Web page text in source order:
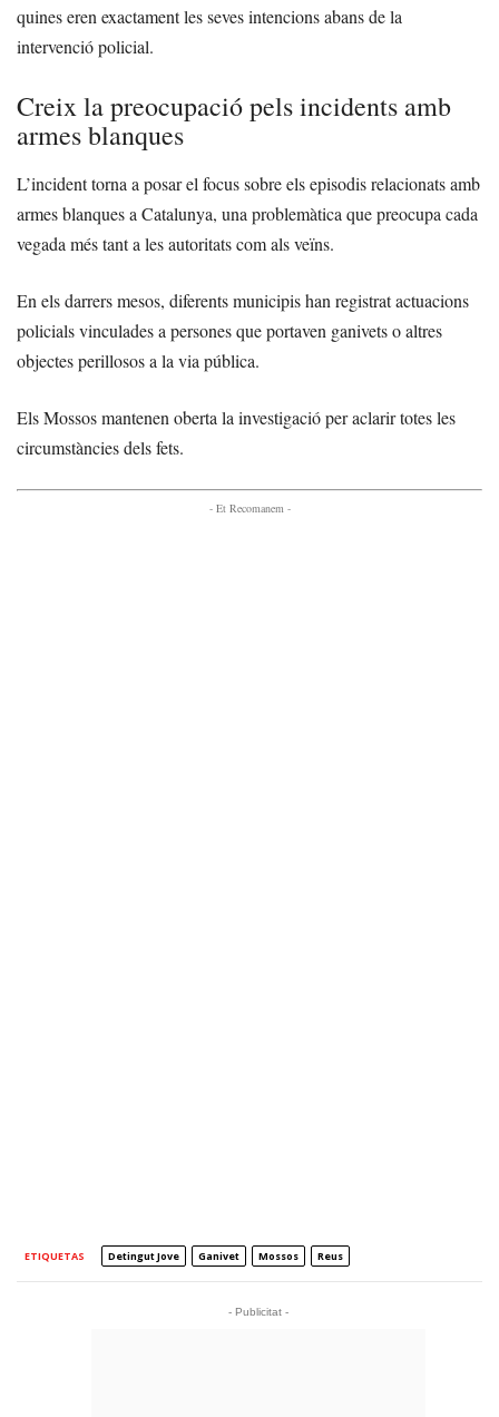
quines eren exactament les seves intencions abans de la
intervenció policial.
Creix la preocupació pels incidents amb
armes blanques
L’incident torna a posar el focus sobre els episodis relacionats amb
armes blanques a Catalunya, una problemàtica que preocupa cada
vegada més tant a les autoritats com als veïns.
En els darrers mesos, diferents municipis han registrat actuacions
policials vinculades a persones que portaven ganivets o altres
objectes perillosos a la via pública.
Els Mossos mantenen oberta la investigació per aclarir totes les
circumstàncies dels fets.
- Et Recomanem -
ETIQUETAS Detingut Jove Ganivet Mossos Reus
- Publicitat -